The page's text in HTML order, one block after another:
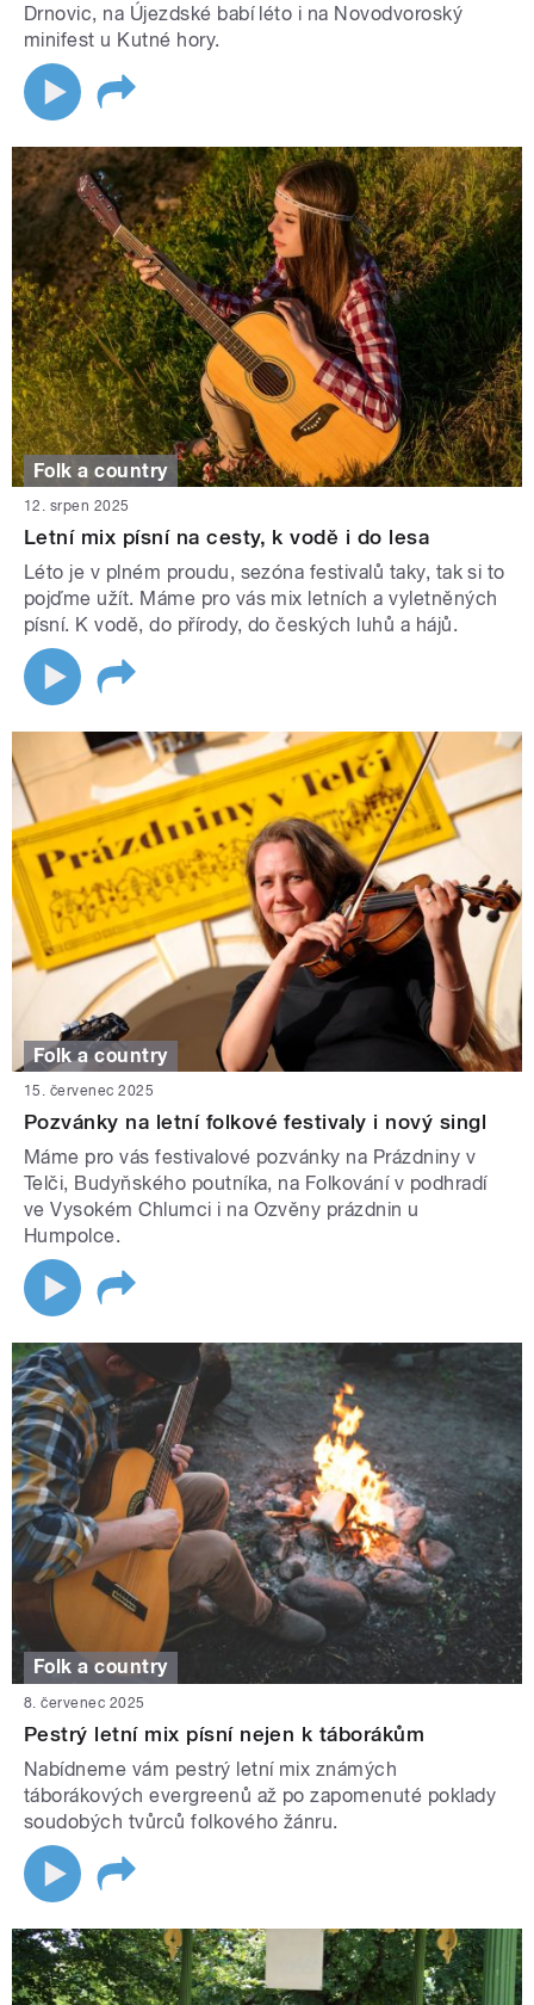
Drnovic, na Újezdské babí léto i na Novodvoroský
minifest u Kutné hory.
Folk a country
12. srpen 2025
Letní mix písní na cesty, k vodě i do lesa
Léto je v plném proudu, sezóna festivalů taky, tak si to
pojďme užít. Máme pro vás mix letních a vyletněných
písní. K vodě, do přírody, do českých luhů a hájů.
Folk a country
15. červenec 2025
Pozvánky na letní folkové festivaly i nový singl
Máme pro vás festivalové pozvánky na Prázdniny v
Telči, Budyňského poutníka, na Folkování v podhradí
ve Vysokém Chlumci i na Ozvěny prázdnin u
Humpolce.
Folk a country
8. červenec 2025
Pestrý letní mix písní nejen k táborákům
Nabídneme vám pestrý letní mix známých
táborákových evergreenů až po zapomenuté poklady
soudobých tvůrců folkového žánru.